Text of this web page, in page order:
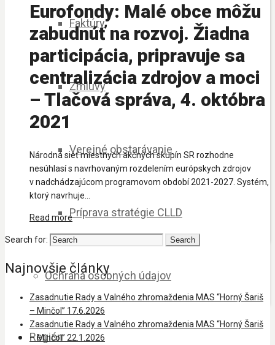
Faktúry
Zmluvy
Verejné obstarávanie
Príprava stratégie CLLD
Ochrana osobných údajov
Región
Eurofondy: Malé obce môžu
zabudnúť na rozvoj. Žiadna
participácia, pripravuje sa
centralizácia zdrojov a moci
– Tlačová správa, 4. októbra
2021
Národná sieť miestnych akčných skupín SR rozhodne
nesúhlasí s navrhovaným rozdelením európskych zdrojov
v nadchádzajúcom programovom období 2021-2027. Systém,
ktorý navrhuje...
Read more
Search for:
Najnovšie články
Zasadnutie Rady a Valného zhromaždenia MAS “Horný Šariš
– Minčol” 17.6.2026
Zasadnutie Rady a Valného zhromaždenia MAS “Horný Šariš
– Minčol” 22.1.2026